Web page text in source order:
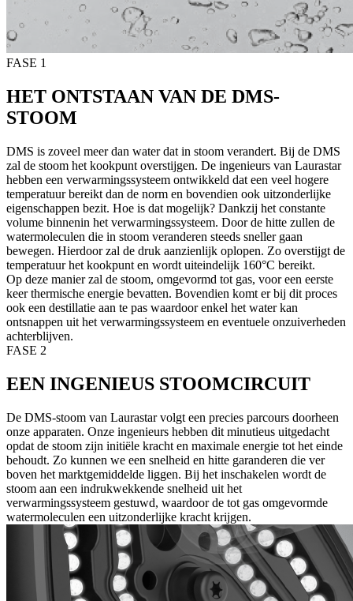
FASE 1
HET ONTSTAAN VAN DE DMS-
STOOM
DMS is zoveel meer dan water dat in stoom verandert. Bij de DMS
zal de stoom het kookpunt overstijgen. De ingenieurs van Laurastar
hebben een verwarmingssysteem ontwikkeld dat een veel hogere
temperatuur bereikt dan de norm en bovendien ook uitzonderlijke
eigenschappen bezit. Hoe is dat mogelijk? Dankzij het constante
volume binnenin het verwarmingssysteem. Door de hitte zullen de
watermoleculen die in stoom veranderen steeds sneller gaan
bewegen. Hierdoor zal de druk aanzienlijk oplopen. Zo overstijgt de
temperatuur het kookpunt en wordt uiteindelijk 160°C bereikt.
Op deze manier zal de stoom, omgevormd tot gas, voor een eerste
keer thermische energie bevatten. Bovendien komt er bij dit proces
ook een destillatie aan te pas waardoor enkel het water kan
ontsnappen uit het verwarmingssysteem en eventuele onzuiverheden
achterblijven.
FASE 2
EEN INGENIEUS STOOMCIRCUIT
De DMS-stoom van Laurastar volgt een precies parcours doorheen
onze apparaten. Onze ingenieurs hebben dit minutieus uitgedacht
opdat de stoom zijn initiële kracht en maximale energie tot het einde
behoudt. Zo kunnen we een snelheid en hitte garanderen die ver
boven het marktgemiddelde liggen. Bij het inschakelen wordt de
stoom aan een indrukwekkende snelheid uit het
verwarmingssysteem gestuwd, waardoor de tot gas omgevormde
watermoleculen een uitzonderlijke kracht krijgen.